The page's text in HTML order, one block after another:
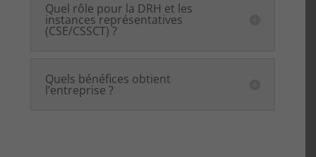
Quel rôle pour la DRH et les
instances représentatives
(CSE/CSSCT) ?
Quels bénéfices obtient
l’entreprise ?